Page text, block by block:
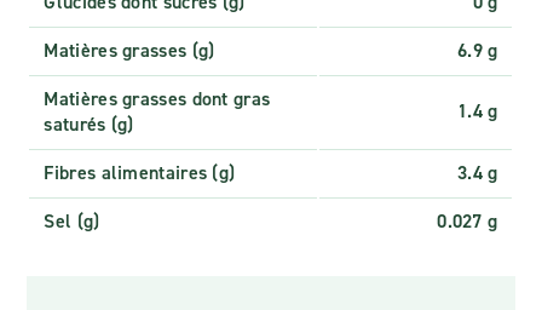
Matières grasses (g)
6.9 g
Matières grasses dont gras
saturés (g)
1.4 g
Fibres alimentaires (g)
3.4 g
Sel (g)
0.027 g